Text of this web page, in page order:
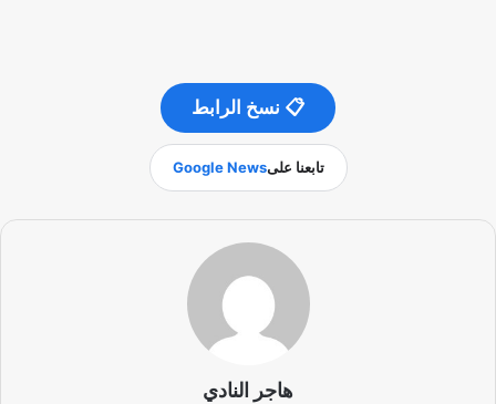
📋 نسخ الرابط
تابعنا علىGoogle News
هاجر النادي